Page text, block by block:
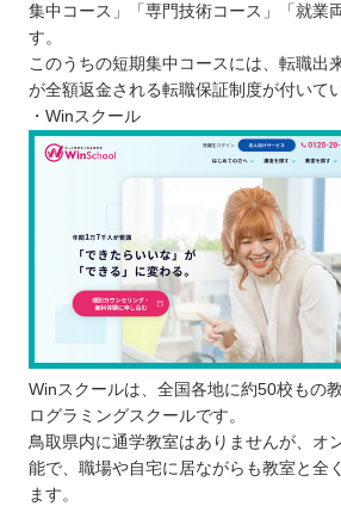
集中コース」「専門技術コース」「就業
す。
このうちの短期集中コースには、転職出
が全額返金される転職保証制度が付いて
・Winスクール
Winスクールは、全国各地に約50校もの
ログラミングスクールです。
鳥取県内に通学教室はありませんが、オ
能で、職場や自宅に居ながらも教室と全
ます。